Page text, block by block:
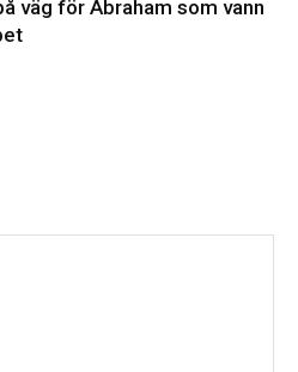
väg för Abraham som vann